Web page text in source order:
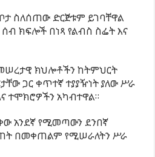
ስለሰጠው ድርጅቱም ይገባቸዋል
ክፍሎች በነጻ የልብስ ስፌት እና
ክህሎቶችን ከትምህርት
ጋር ቀጥተኛ ተያያዥነት ያለው ሥራ
ተሞክሮዎችን አካብተዋል።
አንደኛ የሚመጣውን ደንበኛ
በመቀጠልም የሚሠራለትን ሥራ